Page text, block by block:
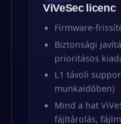
ViVeSec licenc
Firmware-
Biztonsági
prioritásos
L1 távoli
munkaidőben)
Mind a hat
fájltárolás,